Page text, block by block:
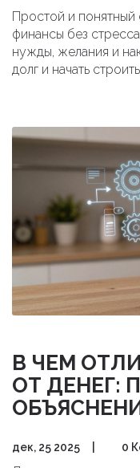
Простой и понятный
финансы без
нужды, желания и
долг и начать
В ЧЕМ
ОТ ДЕНЕГ:
дек, 25 2025 0